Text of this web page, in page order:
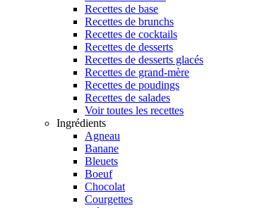
Recettes de base
Recettes de brunchs
Recettes de cocktails
Recettes de desserts
Recettes de desserts glacés
Recettes de grand-mère
Recettes de poudings
Recettes de salades
Voir toutes les recettes
Ingrédients
Agneau
Banane
Bleuets
Boeuf
Chocolat
Courgettes